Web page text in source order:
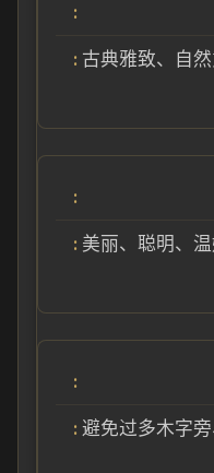
古典雅致、自
美丽、聪明、
避免过多木字